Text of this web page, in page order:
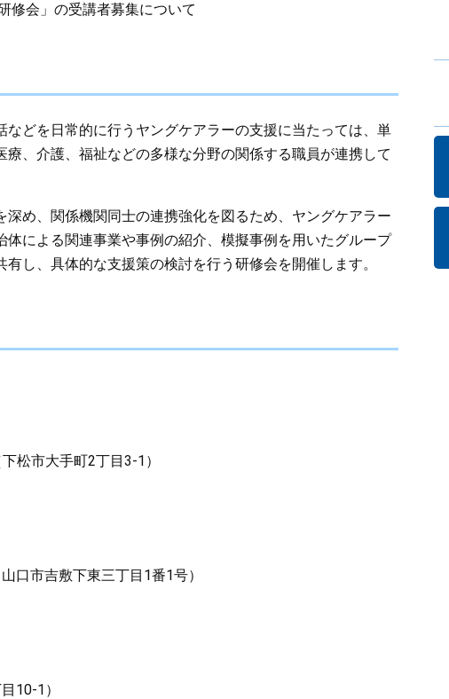
修会」の受講者募集について
どを日常的に行うヤングケアラーの支援に当たっては、単
、介護、福祉などの多様な分野の関係する職員が連携して
め、関係機関同士の連携強化を図るため、ヤングケアラー
による関連事業や事例の紹介、模擬事例を用いたグループ
し、具体的な支援策の検討を行う研修会を開催します。
松市大手町2丁目3-1）
市吉敷下東三丁目1番1号）
10-1）